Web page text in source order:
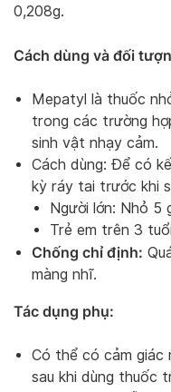
0,208g.
Cách dùng và đối
Mepatyl là thuốc
trong các trường
sinh vật nhạy cảm.
Cách dùng: Để có
kỳ ráy tai trước khi
Người lớn: Nhỏ 5
Trẻ em trên 3
Chống chỉ định:
màng nhĩ.
Tác dụng phụ:
Có thể có cảm giác
sau khi dùng thuốc